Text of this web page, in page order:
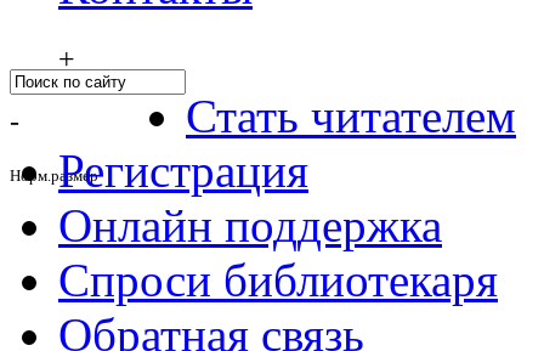
+
-
Норм.размер
Стать читателем
Регистрация
Онлайн поддержка
Спроси библиотекаря
Обратная связь